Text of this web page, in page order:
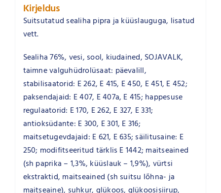
Kirjeldus
Suitsutatud sealiha pipra ja küüslauguga, lisatud
vett.
Sealiha 76%, vesi, sool, kiudained, SOJAVALK,
taimne valguhüdrolüsaat: päevalill,
stabilisaatorid: E 262, E 415, E 450, E 451, E 452;
paksendajaid: E 407, E 407a, E 415; happesuse
regulaatorid: E 170, E 262, E 327, E 331;
antioksüdante: E 300, E 301, E 316;
maitsetugevdajaid: E 621, E 635; säilitusaine: E
250; modifitseeritud tärklis E 1442; maitseained
(sh paprika – 1,3%, küüslauk – 1,9%), vürtsi
ekstraktid, maitseained (sh suitsu lõhna- ja
maitseaine), suhkur, glükoos, glükoosisiirup,